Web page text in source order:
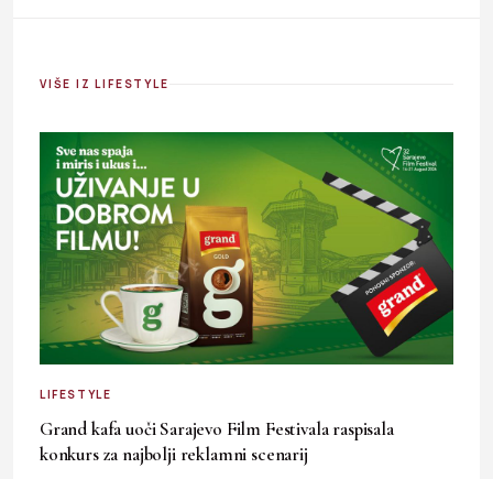
VIŠE IZ LIFESTYLE
LIFESTYLE
Grand kafa uoči Sarajevo Film Festivala raspisala
konkurs za najbolji reklamni scenarij